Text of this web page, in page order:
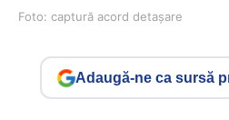
Foto: captură acord detașare
Adaugă-ne ca sursă